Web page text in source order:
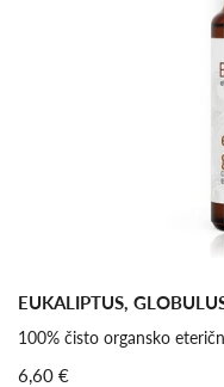
EUKALIPTUS,
100% čisto organsko
6,60 €